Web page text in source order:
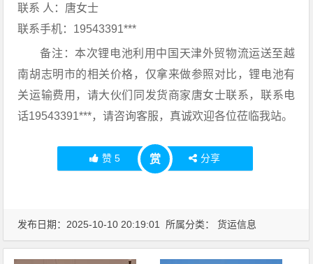
联系 人：唐女士
联系手机：19543391***
备注：本次锂电池利用中国天津外贸物流运送至越
南胡志明市的相关价格，仅拿来做参照对比，锂电池有
关运输费用，请大伙们同发货商家唐女士联系，联系电
话19543391***，请咨询客服，真诚欢迎各位莅临我站。
赞 5 赏 分享
发布日期：2025-10-10 20:19:01 所属分类： 货运信息